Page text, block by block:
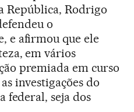
República, Rodrigo
o
e afirmou que ele
em vários
premiada em curso
investigações do
federal, seja dos